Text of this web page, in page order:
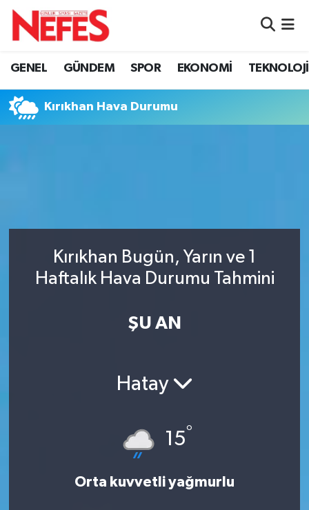
GENEL GÜNDEM SPOR EKONOMİ TEKNOLOJİ
Kırıkhan Hava Durumu
Kırıkhan Bugün, Yarın ve 1
Haftalık Hava Durumu Tahmini
ŞU AN
Hatay
15°
Orta kuvvetli yağmurlu
Hava Durumu
Namaz Vakitleri
Tüm Manşetler
Son Dakika Haberleri